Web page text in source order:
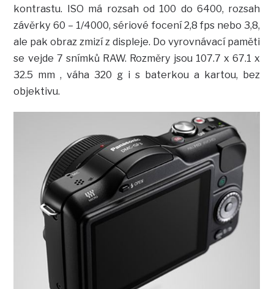
kontrastu. ISO má rozsah od 100 do 6400, rozsah
závěrky 60 – 1/4000, sériové focení 2,8 fps nebo 3,8,
ale pak obraz zmizí z displeje. Do vyrovnávací paměti
se vejde 7 snímků RAW. Rozměry jsou 107.7 x 67.1 x
32.5 mm , váha 320 g i s baterkou a kartou, bez
objektivu.